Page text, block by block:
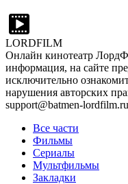
LORDFILM
Онлайн кинотеатр
информация, на сайте
исключительно
нарушения авторских
support@batmen-lordfilm.ru
Все части
Фильмы
Сериалы
Мультфильмы
Закладки